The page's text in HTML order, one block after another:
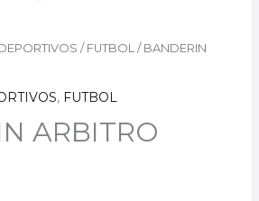
/ FUTBOL/ BANDERIN
, FUTBOL
ARBITRO